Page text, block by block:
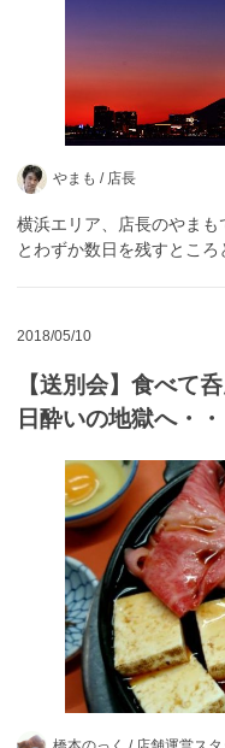
やまも / 店長
横浜エリア、店長のやま
とわずか数日を残すとこ
2018/05/10
【送別会】食べて
日酔いの地獄へ・・